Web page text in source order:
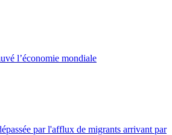
l’économie mondiale
par l'afflux de migrants arrivant par